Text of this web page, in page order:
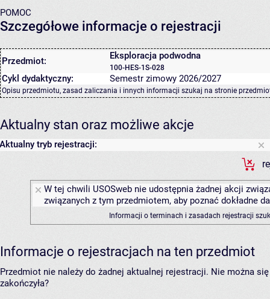
POMOC
Szczegółowe informacje o rejestracji
Przedmiot: Eksploracja podwodna
100-HES-1S-028
Cykl dydaktyczny: Semestr zimowy 2026/2027
Opisu przedmiotu, zasad zaliczania i innych informacji szukaj na stronie
Aktualny stan oraz możliwe akcje
Aktualny tryb rejestracji:
W tej chwili USOSweb nie udostępnia żadnej akcji
związanych z tym przedmiotem, aby poznać dokładne
Informacji o terminach i zasadach rejestracji
Informacje o rejestracjach na ten przedmiot
Przedmiot nie należy do żadnej aktualnej rejestracji. Nie można
zakończyła?